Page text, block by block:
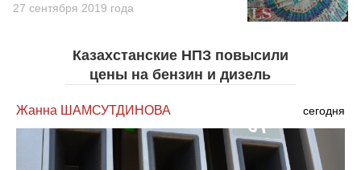
27 сентября 2019 года
Казахстанские НПЗ повысили
цены на бензин и дизель
Жанна ШАМСУТДИНОВА сегодня